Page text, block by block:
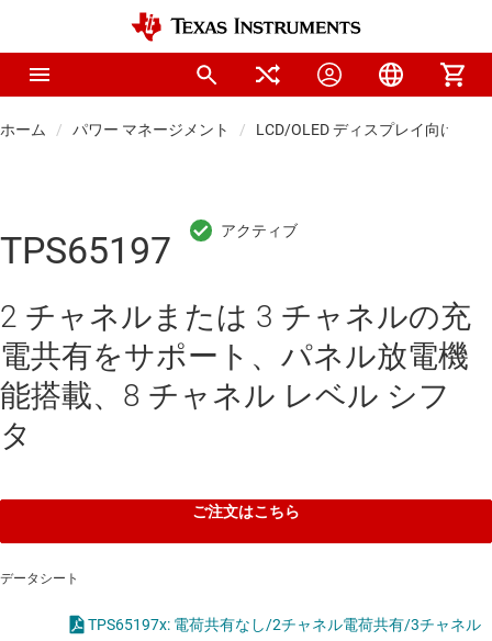
ホーム パワー マネージメント LCD/OLED ディスプレイ向けの
TPS65197
2 チャネルまたは 3 チャネルの充
電共有をサポート、パネル放電機
能搭載、8 チャネル レベル シフ
タ
ご注文はこちら
データシート
TPS65197x: 電荷共有なし/2チャネル電荷共有/3チャネル